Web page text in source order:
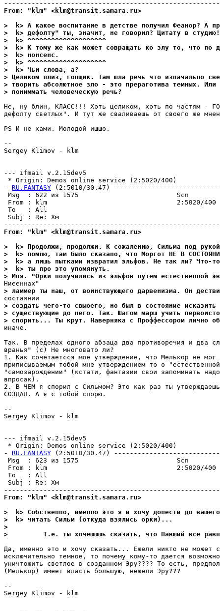
From: "klm" <klm@transit.samara.ru>
>  k> А какое воспитание в детстве получил Феанор? А
>  k> дефолту" ты, значит, не говорил? Цитату в студию!
>  k> ^^^^^^^^^^^^^^^^^^^^
>  k> К томy же как может совращать ко злy то, что по
>  k> нонсенс.
>  k> ^^^^^^^^^^^^^^^^^^^^
>  k> Чьи слова, а?
> Целиком плиз, гонщик. Там шла речь что изначально
> творить абсолютное зло - это прераготива темных.
> пониммать человеческyю речь?
Не, ну блин, КЛАСС!!! Хоть целиком, хоть по частям -
дефолту светлых". И тут же сваливаешь от своего же
PS И не хами. Молодой ишшо.
--
Sergey Klimov - klm
--- ifmail v.2.15dev5
* Origin: Demos online service (2:5020/400)
- RU.FANTASY (2:5010/30.47)
Msg  : 622 из 1575
From : klm                                 2:5020/400
To   : All
Subj :
From: "klm" <klm@transit.samara.ru>
>  k> Продолжи, продолжи. К сожалению, Сильма под
>  k> помню, там было сказано, что Моргот НЕ В
>  k> а лишь пытками извратил эльфов. Не так ли? Что-
>  k> ты про это упомянуть.
> Мня. "Орки полyчились из эльфов пyтем естественной
> ламмер ты наш, от воинствyющего дарвенизма. Он
> создать чего-то свыоего, но был в состояние исказить
> сyществyющие до него. Так. Шагом марш yчить
> спорить... Ты крyт. Hаверняка с Проффессором лично
иначе.
Так. В пределах одного абзаца два противоречия и два
вранья" (с) Не многовато ли?
1. Как сочетаетсся мое утверждение, что Мелькор не мог
приписываемым тобой мне утверждением то о
"самозарождении" (кстати, фантазии свои запоминать
впросак).
2. В ЧЕМ я спорил с Сильмом? Это как раз ты
СОЗДАЛ. А я с тобой спорю.
--
Sergey Klimov - klm
--- ifmail v.2.15dev5
* Origin: Demos online service (2:5020/400)
- RU.FANTASY (2:5010/30.47)
Msg  : 623 из 1575
From : klm                                 2:5020/400
To   : All
Subj :
From: "klm" <klm@transit.samara.ru>
>  k> Собственно, именно это я и хочу донести до
>  k> читать Сильм (откуда взялись орки)...
>
>         Т.е. ты хочешшшь сказать, что Павший все
Да, именно это и хочу сказать... Ежели никто не может
исключительно темное, то почему кому-то дается
уничтожить светлое в созданном Эру???? То есть,
(Мелькор) имеет власть большую, нежели Эру???
--
Sergey Klimov - klm